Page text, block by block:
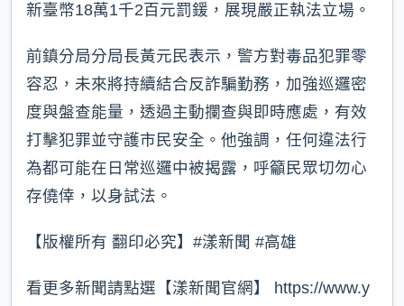
新臺幣18萬1千2百元罰鍰，展現嚴正執法立場。
前鎮分局分局長黃元民表示，警方對毒品犯罪零
容忍，未來將持續結合反詐騙勤務，加強巡邏密
度與盤查能量，透過主動攔查與即時應處，有效
打擊犯罪並守護市民安全。他強調，任何違法行
為都可能在日常巡邏中被揭露，呼籲民眾切勿心
存僥倖，以身試法。
【版權所有 翻印必究】#漾新聞 #高雄
看更多新聞請點選【漾新聞官網】 https://www.y